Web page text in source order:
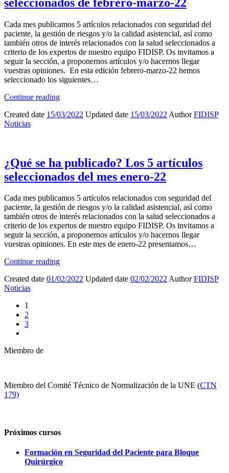
Cada mes publicamos 5 artículos relacionados con seguridad del
paciente, la gestión de riesgos y/o la calidad asistencial, así como
también otros de interés relacionados con la salud seleccionados a
criterio de los expertos de nuestro equipo FIDISP. Os invitamos a
seguir la sección, a proponernos artículos y/o hacernos llegar
vuestras opiniones. En esta edición febrero-marzo-22 hemos
seleccionado los siguientes…
Continue reading
Created date 15/03/2022 Updated date 15/03/2022 AuthorFIDISP
Noticias
¿Qué se ha publicado? Los 5 artículos
seleccionados del mes enero-22
Cada mes publicamos 5 artículos relacionados con seguridad del
paciente, la gestión de riesgos y/o la calidad asistencial, así como
también otros de interés relacionados con la salud seleccionados a
criterio de los expertos de nuestro equipo FIDISP. Os invitamos a
seguir la sección, a proponernos artículos y/o hacernos llegar
vuestras opiniones. En este mes de enero-22 presentamos…
Continue reading
Created date 01/02/2022 Updated date 02/02/2022AuthorFIDISP
Noticias
1
2
3
Miembro de
Miembro del Comité Técnico de Normalización de la UNE (CTN
179)
Próximos cursos
Formación en Seguridad del Paciente para Bloque
Quirúrgico